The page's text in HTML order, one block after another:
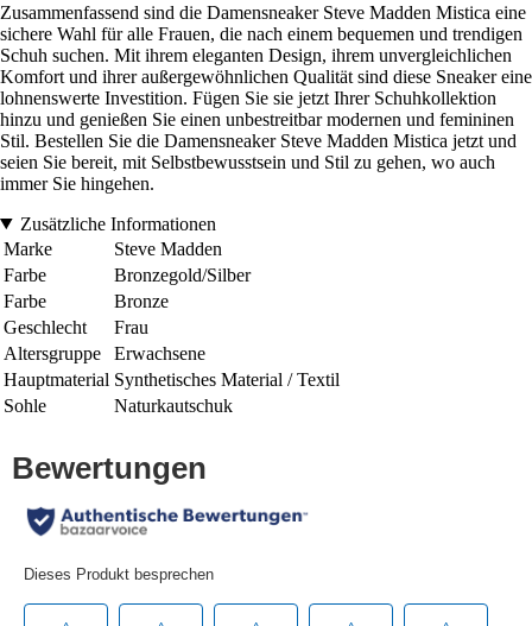
Zusammenfassend sind die Damensneaker Steve Madden Mistica eine
sichere Wahl für alle Frauen, die nach einem bequemen und trendigen
Schuh suchen. Mit ihrem eleganten Design, ihrem unvergleichlichen
Komfort und ihrer außergewöhnlichen Qualität sind diese Sneaker eine
lohnenswerte Investition. Fügen Sie sie jetzt Ihrer Schuhkollektion
hinzu und genießen Sie einen unbestreitbar modernen und femininen
Stil. Bestellen Sie die Damensneaker Steve Madden Mistica jetzt und
seien Sie bereit, mit Selbstbewusstsein und Stil zu gehen, wo auch
immer Sie hingehen.
Zusätzliche Informationen
Marke
Steve Madden
Farbe
Bronzegold/Silber
Farbe
Bronze
Geschlecht
Frau
Altersgruppe
Erwachsene
Hauptmaterial Synthetisches Material / Textil
Sohle
Naturkautschuk